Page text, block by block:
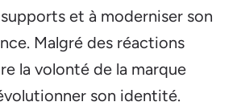
et à moderniser son
Malgré des réactions
la volonté de la marque
son identité.